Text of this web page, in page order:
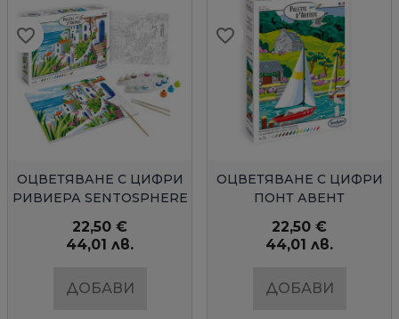
БЪРЗ ПРЕГЛЕД
ОЦВЕТЯВАНЕ С ЦИФРИ
РИВИЕРА SENTOSPHERE
22,50 €
44,01 лв.
ДОБАВИ
favorite_border
favorite_border
favorite_border
favorite_border
favorite_border
БЪРЗ ПРЕГЛЕД
ОЦВЕТЯВАНЕ С ЦИФРИ
ПОНТ АВЕНТ
22,50 €
44,01 лв.
ДОБАВИ
favorite_border
favorite_border
favorite_border
favorite_border
favorite_border